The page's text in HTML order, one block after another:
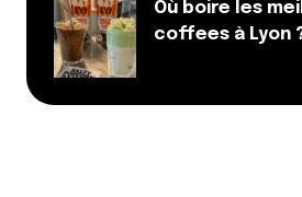
Où boire les
coffees à Lyon